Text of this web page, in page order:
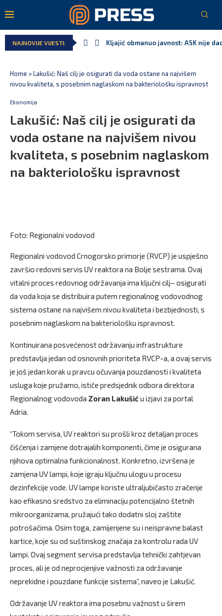
NAJNOVIJE VIJESTI: Kljajić obmanuo javnost: ASK nije
Home »Lakušić: Naš cilj je osigurati da voda ostane na najvišem
nivou kvaliteta, s posebnim naglaskom na bakteriološku ispravnost
Ekonomija
Lakušić: Naš cilj je osigurati da
voda ostane na najvišem nivou
kvaliteta, s posebnim naglaskom
na bakteriološku ispravnost
Foto: Regionalni vodovod
Regionalni vodovod Crnogorsko primorje (RVCP) je uspješno
završio redovni servis UV reaktora na Bolje sestrama. Ovaj
vitalni proces redovnog održavanja ima ključni cilj– osigurati
da voda koja se distribuira putem regionalnog vodovodnog
sistema ostane na najvišem nivou kvaliteta i bezbjednosti, s
posebnim naglaskom na bakteriološku ispravnost.
Kontinuirana posvećenost održavanju infrastrukture
predstavlja jedan od osnovnih prioriteta RVCP-a, a ovaj servis
je još jedan korak u pravcu očuvanja pouzdanosti i kvaliteta
usluga koje pružamo, ističe predsjednik odbora direktora
Regionalnog vodovoda Zoran Lakušić u izjavi za portal
Adria.
“Tokom servisa, UV reaktori su prošli kroz detaljan proces
čišćenja i zamjene dotrajalih komponenti, čime je osigurana
njihova optimalna funkcionalnost. Konkretno, izvršena je
zamjena UV lampi, koje igraju ključnu ulogu u procesu
dezinfekcije vode. UV lampe koriste ultraljubičasto zračenje
kao efikasno sredstvo za eliminaciju potencijalno štetnih
mikroorganizama, pružajući tako dodatni sloj zaštite
potrošačima. Osim toga, zamijenjene su i neispravne balast
kartice, koje su od suštinskog značaja za kontrolu rada UV
lampi. Ovaj segment servisa predstavlja tehnički zahtjevan
proces, ali je od neprocjenjive važnosti za održavanje
neprekidne i pouzdane funkcije sistema”, naveo je Lakušić.
Održavanje UV reaktora ima posebnu važnost u širem